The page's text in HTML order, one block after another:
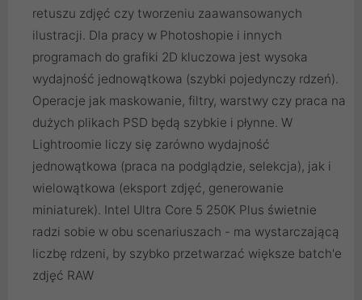
retuszu zdjęć czy tworzeniu zaawansowanych
ilustracji. Dla pracy w Photoshopie i innych
programach do grafiki 2D kluczowa jest wysoka
wydajność jednowątkowa (szybki pojedynczy rdzeń).
Operacje jak maskowanie, filtry, warstwy czy praca na
dużych plikach PSD będą szybkie i płynne. W
Lightroomie liczy się zarówno wydajność
jednowątkowa (praca na podglądzie, selekcja), jak i
wielowątkowa (eksport zdjęć, generowanie
miniaturek). Intel Ultra Core 5 250K Plus świetnie
radzi sobie w obu scenariuszach - ma wystarczającą
liczbę rdzeni, by szybko przetwarzać większe batch'e
zdjęć RAW